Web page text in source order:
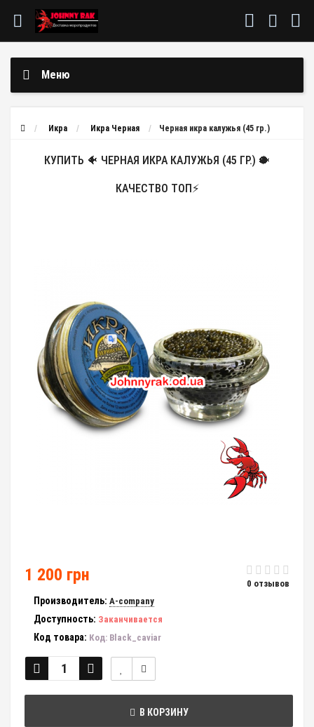
Меню
Икра Икра Черная Черная икра калужья (45 гр.)
КУПИТЬ 🐠 ЧЕРНАЯ ИКРА КАЛУЖЬЯ (45 ГР.) 🐡
КАЧЕСТВО ТОП⚡
0 отзывов
1 200 грн
Производитель: A-company
Доступность: Заканчивается
Код товара: Код: Black_caviar
В КОРЗИНУ